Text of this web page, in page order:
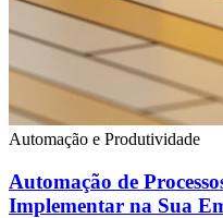
Automação e Produtividade
Automação de
Implementar na Sua